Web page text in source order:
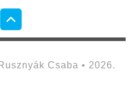
Csaba • 2026.